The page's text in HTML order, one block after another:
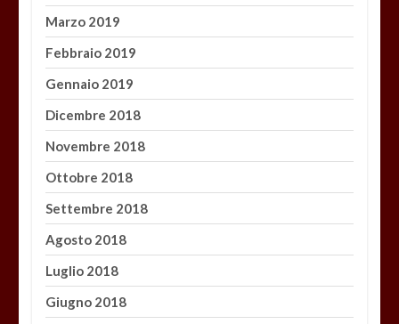
Marzo 2019
Febbraio 2019
Gennaio 2019
Dicembre 2018
Novembre 2018
Ottobre 2018
Settembre 2018
Agosto 2018
Luglio 2018
Giugno 2018